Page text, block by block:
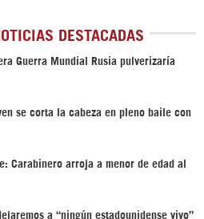
DESTACADAS
Guerra Mundial Rusia pulverizaría
se corta la cabeza en pleno baile con
Carabinero arroja a menor de edad al
a “ningún estadounidense vivo”